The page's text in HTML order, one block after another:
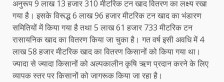
अनुरूप 9 लाख 13 हजार 310 मीटरिक टन खाद वितरण का लक्ष्य रखा
गया है। इसके विरूद्ध 6 लाख 96 हजार मीटरिक टन खाद का भंडारण
समितियों में किया गया है तथा 5 लाख 61 हजार 733 मीटरिक टन
रासायनिक खाद का वितरण किया जा चुका है। गत वर्ष इसी अवधि में 4
लाख 58 हजार मीटरिक खाद का वितरण किसानों को किया गया था।
ज्यादा से ज्यादा किसानों को अल्पकालीन कृषि ऋण प्रदान करने के लिए
व्यापक स्तर पर किसानों को जागरूक किया जा रहा है।